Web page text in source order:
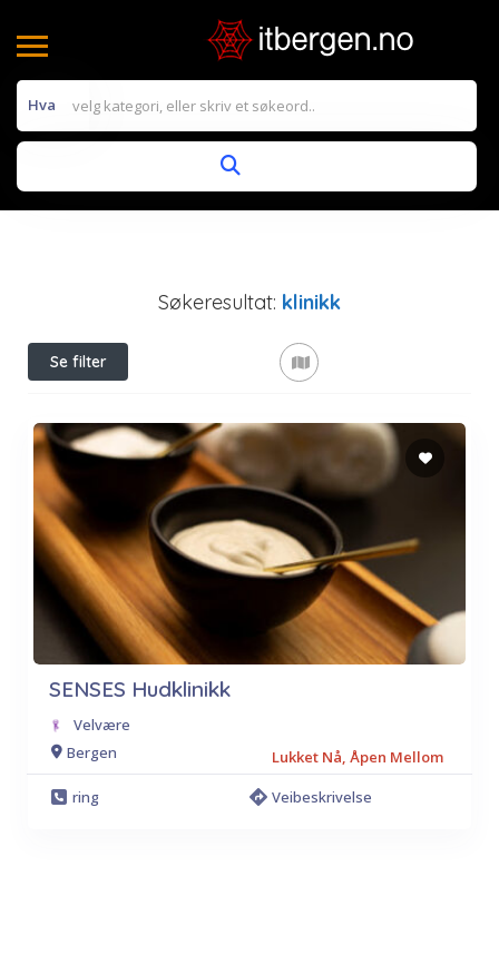
Hva
Søkeresultat: klinikk
Se filter
SENSES Hudklinikk
Velvære
Bergen
Lukket Nå, Åpen Mellom
ring
Veibeskrivelse